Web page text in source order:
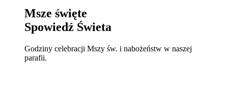
Msze święte
Spowiedź Świeta
Godziny celebracji Mszy św. i nabożeństw w naszej
parafii.